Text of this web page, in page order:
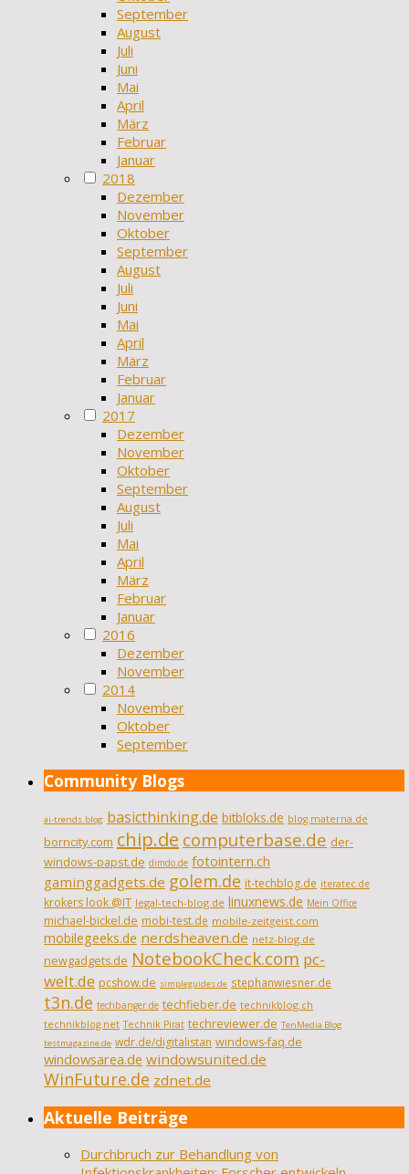
September
August
Juli
Juni
Mai
April
März
Februar
Januar
2018
Dezember
November
Oktober
September
August
Juli
Juni
Mai
April
März
Februar
Januar
2017
Dezember
November
Oktober
September
August
Juli
Mai
April
März
Februar
Januar
2016
Dezember
November
2014
November
Oktober
September
Community Blogs
ai-trends.blog basicthinking.de bitbloks.de blog.materna.de
borncity.com chip.de computerbase.de der-
windows-papst.de dimdo.de fotointern.ch
gaminggadgets.de golem.de it-techblog.de iteratec.de
krokers look @IT legal-tech-blog.de linuxnews.de Mein Office
michael-bickel.de mobi-test.de mobile-zeitgeist.com
mobilegeeks.de nerdsheaven.de netz-blog.de
newgadgets.de NotebookCheck.com pc-
welt.de pcshow.de simpleguides.de stephanwiesner.de
t3n.de techbanger.de techfieber.de technikblog.ch
technikblog.net Technik Pirat techreviewer.de TenMedia Blog
testmagazine.de wdr.de/digitalistan windows-faq.de
windowsarea.de windowsunited.de
WinFuture.de zdnet.de
Aktuelle Beiträge
Durchbruch zur Behandlung von